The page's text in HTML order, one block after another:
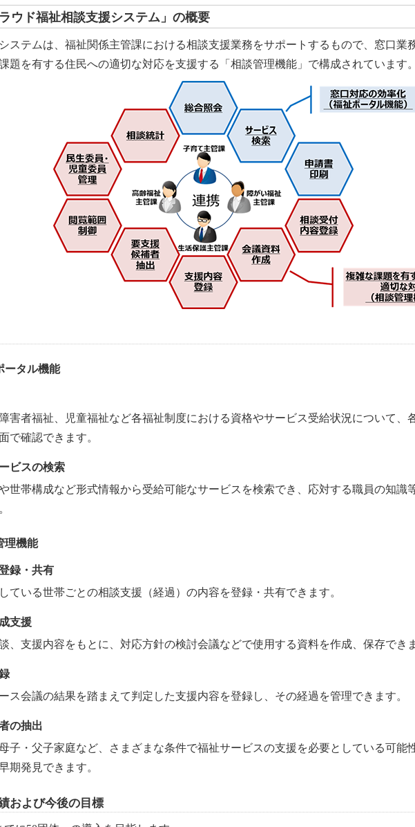
ラウド福祉相談支援システム」の概要
ステムは、福祉関係主管課における相談支援業務をサポートするもので、窓口業
題を有する住民への適切な対応を支援する「相談管理機能」で構成されています
ータル機能
害者福祉、児童福祉など各福祉制度における資格やサービス受給状況について、
で確認できます。
ビスの検索
世帯構成など形式情報から受給可能なサービスを検索でき、応対する職員の知識
理機能
録・共有
ている世帯ごとの相談支援（経過）の内容を登録・共有できます。
支援
、支援内容をもとに、対応方針の検討会議などで使用する資料を作成、保存でき
ス会議の結果を踏まえて判定した支援内容を登録し、その経過を管理できます。
の抽出
子・父子家庭など、さまざまな条件で福祉サービスの支援を必要としている可能
期発見できます。
および今後の目標